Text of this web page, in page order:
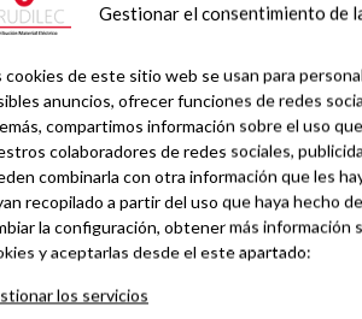
Gestionar el consentimiento de
cookies de este sitio web se usan para
anuncios, ofrecer funciones de redes
compartimos información sobre el uso
colaboradores de redes sociales,
combinarla con otra información que les
recopilado a partir del uso que haya hecho
la configuración, obtener más información
y aceptarlas desde el este apartado:
los servicios